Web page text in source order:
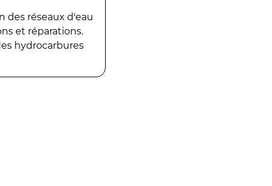
des réseaux d'eau
et réparations.
hydrocarbures